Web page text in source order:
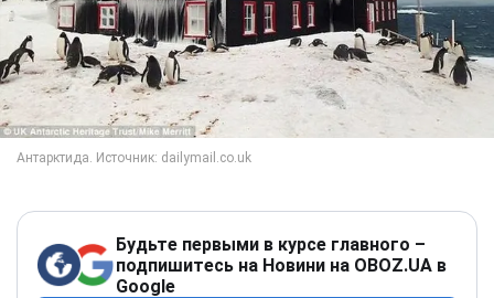
Будьте первыми в курсе главного –
подпишитесь на Новини на OBOZ.UA в
Google